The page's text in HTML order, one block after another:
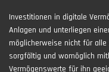
Investitionen in digitale
Anlagen und unterliegen
möglicherweise nicht für
sorgfältig und womöglich
Vermögenswerte für ihn